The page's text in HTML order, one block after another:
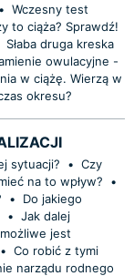
• Wczesny test
to ciąża? Sprawdź!
Słaba druga kreska
owulacyjne -
w ciążę. Wierzą w
okresu?
sytuacji? • Czy
na to wpływ?
•
•
Do jakiego
• Jak dalej
jest
• Co robić z tymi
narządu rodnego